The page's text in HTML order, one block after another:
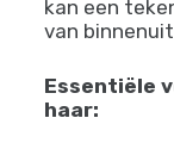
kan een
van
Essentiële
haar: